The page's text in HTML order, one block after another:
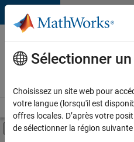
Passer au contenu
Votre
carrière
chez
Accueil Explorer nos
Activer/désactiver
Contenu principal
Sélectionner
Choisissez un site web pour
votre langue (lorsqu'il est
offres locales. D’après votre
de sélectionner la région suivante